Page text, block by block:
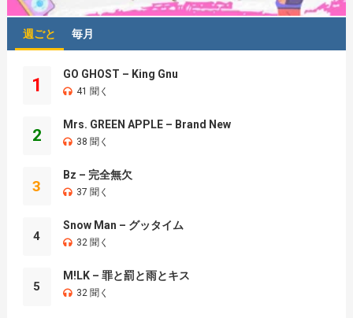
週ごと 毎月
1
GO GHOST – King Gnu
41 聞く
2
Mrs. GREEN APPLE – Brand New
38 聞く
3
Bz – 完全無欠
37 聞く
4
Snow Man – グッタイム
32 聞く
5
M!LK – 罪と罰と雨とキス
32 聞く